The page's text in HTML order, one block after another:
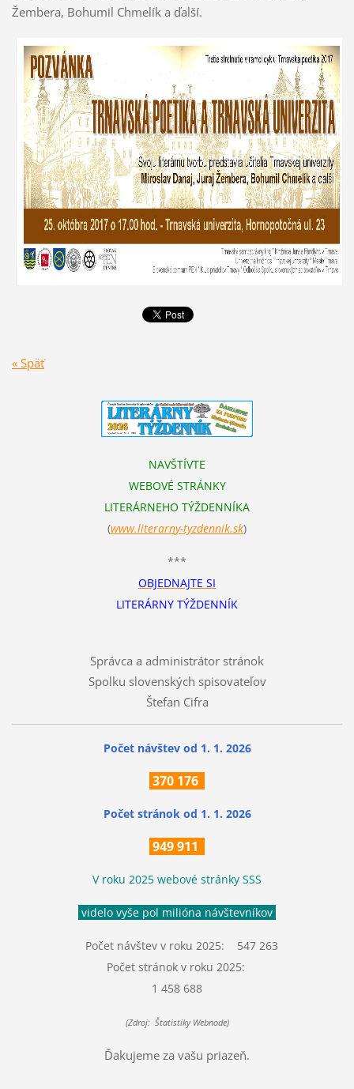
Žembera, Bohumil Chmelík a ďalší.
« Späť
NAVŠTÍVTE
WEBOVÉ STRÁNKY
LITERÁRNEHO TÝŽDENNÍKA
(www.literarny-tyzdennik.sk)
***
OBJEDNAJTE SI
LITERÁRNY TÝŽDENNÍK
Správca a administrátor stránok
Spolku slovenských spisovateľov
Štefan Cifra
Počet návštev od 1. 1. 2026
370 176
Počet stránok od 1. 1. 2026
949 911
V roku 2025 webové stránky SSS
videlo vyše pol milióna návštevníkov
Počet návštev v roku 2025: 547 263
Počet stránok v roku 2025:
1 458 688
(Zdroj: Štatistiky Webnode)
Ďakujeme za vašu priazeň.